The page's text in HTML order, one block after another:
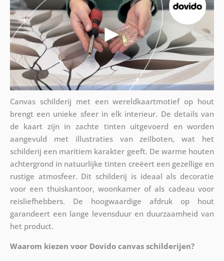
Canvas schilderij met een wereldkaartmotief op hout
brengt een unieke sfeer in elk interieur. De details van
de kaart zijn in zachte tinten uitgevoerd en worden
aangevuld met illustraties van zeilboten, wat het
schilderij een maritiem karakter geeft. De warme houten
achtergrond in natuurlijke tinten creëert een gezellige en
rustige atmosfeer. Dit schilderij is ideaal als decoratie
voor een thuiskantoor, woonkamer of als cadeau voor
reisliefhebbers. De hoogwaardige afdruk op hout
garandeert een lange levensduur en duurzaamheid van
het product.
Waarom kiezen voor Dovido canvas schilderijen?